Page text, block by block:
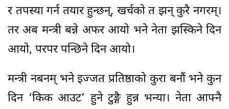
र तपस्या गर्न तयार हुन्छन्, खर्चको त झन् कुरै नगरम्।
तर अब मन्त्री बन्ने अफर आयो भने नेता झस्किने दिन
आयो, परपर पन्छिने दिन आयो।
मन्त्री नबनम् भने इज्जत प्रतिष्ठाको कुरा बनौं भने कुन
दिन ‘किक आउट’ हुने टुङ्गै हुन्न भन्या। नेता आफ्नै